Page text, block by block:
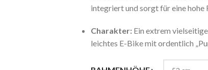
integriert und sorgt für eine
Charakter:Ein extrem
leichtes E-Bike mit ordentlich